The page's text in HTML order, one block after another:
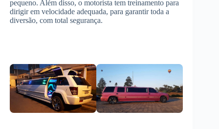
pequeno. Além disso, o motorista tem treinamento para
dirigir em velocidade adequada, para garantir toda a
diversão, com total segurança.